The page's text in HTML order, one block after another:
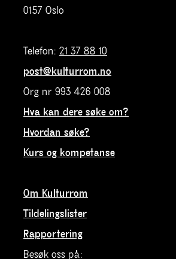
0157 Oslo
Telefon: 21 37 88 10
post@kulturrom.no
Org nr 993 426 008
Hva kan dere søke om?
Hvordan søke?
Kurs og kompetanse
Om Kulturrom
Tildelingslister
Rapportering
Besøk oss på: